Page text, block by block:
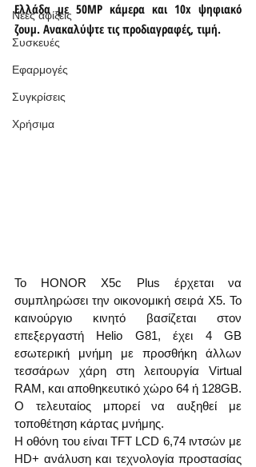
Νέες αφίξεις
Συσκευές
Εφαρμογές
Συγκρίσεις
Χρήσιμα
Ελλάδα με 50MP κάμερα και 10x ψηφιακό
ζουμ. Ανακαλύψτε τις προδιαγραφές, τιμή.
Το HONOR X5c Plus έρχεται να
συμπληρώσει την οικονομική σειρά X5. Το
καινούργιο κινητό βασίζεται στον
επεξεργαστή Helio G81, έχει 4 GB
εσωτερική μνήμη με προσθήκη άλλων
τεσσάρων χάρη στη λειτουργία Virtual
RAM, και αποθηκευτικό χώρο 64 ή 128GB.
Ο τελευταίος μπορεί να αυξηθεί με
τοποθέτηση κάρτας μνήμης.
Η οθόνη του είναι TFT LCD 6,74 ιντσών με
HD+ ανάλυση και τεχνολογία προστασίας